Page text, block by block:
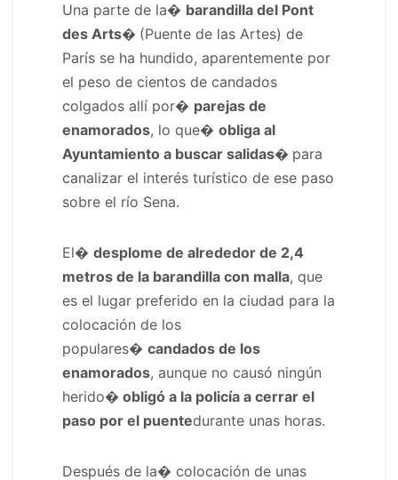
Una parte de la� barandilla del Pont
des Arts� (Puente de las Artes) de
París se ha hundido, aparentemente por
el peso de cientos de candados
colgados allí por� parejas de
enamorados, lo que� obliga al
Ayuntamiento a buscar salidas� para
canalizar el interés turístico de ese paso
sobre el río Sena.
El� desplome de alrededor de 2,4
metros de la barandilla con malla, que
es el lugar preferido en la ciudad para la
colocación de los
populares� candados de los
enamorados, aunque no causó ningún
herido� obligó a la policía a cerrar el
paso por el puentedurante unas horas.
Después de la� colocación de unas